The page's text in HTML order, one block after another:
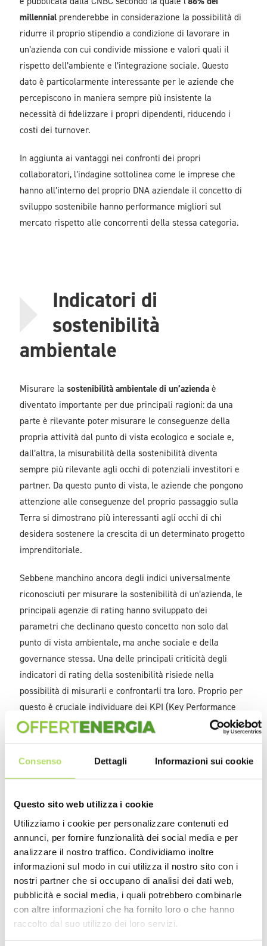
Consenso Dettagli Informazioni sui cookie
Questo sito web utilizza i cookie
Utilizziamo i cookie per personalizzare contenuti ed
annunci, per fornire funzionalità dei social media e per
analizzare il nostro traffico. Condividiamo inoltre
informazioni sul modo in cui utilizza il nostro sito con i
nostri partner che si occupano di analisi dei dati web,
pubblicità e social media, i quali potrebbero combinarle
con altre informazioni che ha fornito loro o che hanno
raccolto dal suo utilizzo dei loro servizi.
millennial prenderebbe in considerazione la possibilità di
ridurre il proprio stipendio a condizione di lavorare in
un’azienda con cui condivide missione e valori quali il
rispetto dell’ambiente e l’integrazione sociale. Questo
dato è particolarmente interessante per le aziende che
percepiscono in maniera sempre più insistente la
necessità di fidelizzare i propri dipendenti, riducendo i
costi dei turnover.
In aggiunta ai vantaggi nei confronti dei propri
collaboratori, l’indagine sottolinea come le imprese che
hanno all’interno del proprio DNA aziendale il concetto di
sviluppo sostenibile hanno performance migliori sul
mercato rispetto alle concorrenti della stessa categoria.
Indicatori di
sostenibilità
ambientale
Misurare la sostenibilità ambientale di un’aziendaè
diventato importante per due principali ragioni: da una
parte è rilevante poter misurare le conseguenze della
propria attività dal punto di vista ecologico e sociale e,
dall’altra, la misurabilità della sostenibilità diventa
sempre più rilevante agli occhi di potenziali investitori e
partner. Da questo punto di vista, le aziende che pongono
attenzione alle conseguenze del proprio passaggio sulla
Terra si dimostrano più interessanti agli occhi di chi
desidera sostenere la crescita di un determinato progetto
imprenditoriale.
Sebbene manchino ancora degli indici universalmente
riconosciuti per misurare la sostenibilità di un’azienda, le
principali agenzie di rating hanno sviluppato dei
parametri che declinano questo concetto non solo dal
punto di vista ambientale, ma anche sociale e della
governance stessa. Una delle principali criticità degli
indicatori di rating della sostenibilità risiede nella
possibilità di misurarli e confrontarli tra loro. Proprio per
questo è cruciale individuare dei KPI (Key Performance
Indicator) che consentano di raccogliere dati misurabili
Fin dagli anni ‘90 sono stati individuati i primi indici di
sostenibilità ambientali riconosciuti a livello
internazionale che vengono raggruppati in
Indicatori di efficacia: misurano il rapporto tra un
obiettivo prestabilito in ambito di politica
ambientale e risultato raggiunto. Un esempio
può essere l'obiettivo di raccolta differenziata.